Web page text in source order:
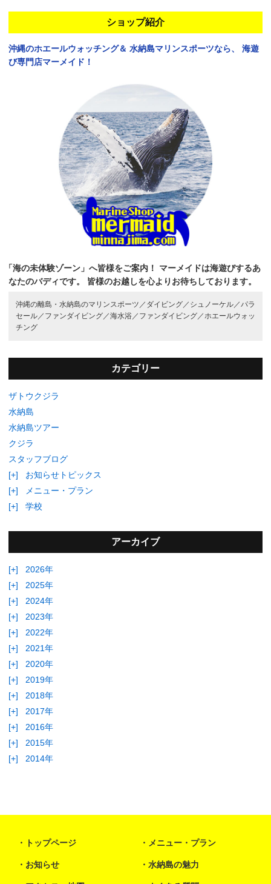
ショップ紹介
沖縄のホエールウォッチング＆ 水納島マリンスポーツなら、
海遊
び専門店マーメイド！
「海の未体験ゾーン」へ皆様をご案内！
マーメイドは海遊びするあ
なたのバディです。
皆様のお越しを心よりお待ちしております。
沖縄の離島・水納島のマリンスポーツ／ ダイビング／ シュノーケル／ パラ
セール／ ファンダイビング／海水浴／ ファンダイビング／ ホエールウォッ
チング
カテゴリー
ザトウクジラ
水納島
水納島ツアー
クジラ
スタッフブログ
[+]
お知らせトピックス
[+]
メニュー・プラン
[+]
学校
アーカイブ
[+]
2026年
[+]
2025年
[+]
2024年
[+]
2023年
[+]
2022年
[+]
2021年
[+]
2020年
[+]
2019年
[+]
2018年
[+]
2017年
[+]
2016年
[+]
2015年
[+]
2014年
トップページ メニュー・プラン
お知らせ 水納島の魅力